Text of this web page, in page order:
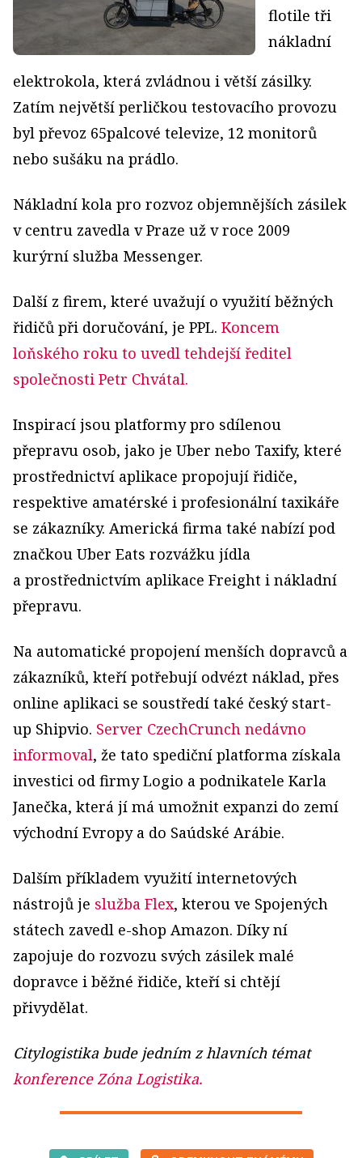
flotile tři
nákladní
elektrokola, která zvládnou i větší zásilky.
Zatím největší perličkou testovacího provozu
byl převoz 65palcové televize, 12 monitorů
nebo sušáku na prádlo.
Nákladní kola pro rozvoz objemnějších zásilek
v centru zavedla v Praze už v roce 2009
kurýrní služba Messenger.
Další z firem, které uvažují o využití běžných
řidičů při doručování, je PPL. Koncem
loňského roku to uvedl tehdejší ředitel
společnosti Petr Chvátal.
Inspirací jsou platformy pro sdílenou
přepravu osob, jako je Uber nebo Taxify, které
prostřednictví aplikace propojují řidiče,
respektive amatérské i profesionální taxikáře
se zákazníky. Americká firma také nabízí pod
značkou Uber Eats rozvážku jídla
a prostřednictvím aplikace Freight i nákladní
přepravu.
Na automatické propojení menších dopravců a
zákazníků, kteří potřebují odvézt náklad, přes
online aplikaci se soustředí také český start-
up Shipvio. Server CzechCrunch nedávno
informoval, že tato spediční platforma získala
investici od firmy Logio a podnikatele Karla
Janečka, která jí má umožnit expanzi do zemí
východní Evropy a do Saúdské Arábie.
Dalším příkladem využití internetových
nástrojů je služba Flex, kterou ve Spojených
státech zavedl e-shop Amazon. Díky ní
zapojuje do rozvozu svých zásilek malé
dopravce i běžné řidiče, kteří si chtějí
přivydělat.
Citylogistika bude jedním z hlavních témat
konference Zóna Logistika.